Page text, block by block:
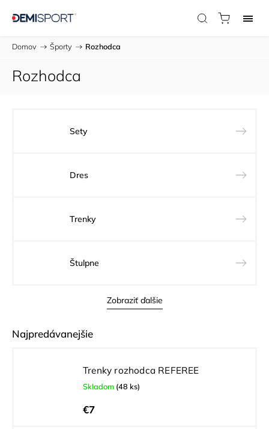
Domov / Športy / Rozhodca
Rozhodca
Sety
Dres
Trenky
Štulpne
Zobraziť ďalšie
Najpredávanejšie
Trenky rozhodca REFEREE
Skladom (48 ks)
€7